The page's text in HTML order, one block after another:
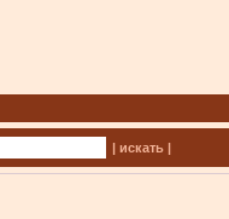
| искать |